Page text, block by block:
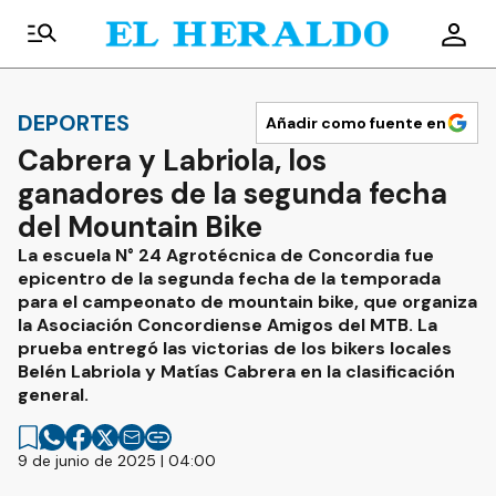
DEPORTES Añadir como fuente en
Cabrera y Labriola, los
ganadores de la segunda fecha
del Mountain Bike
La escuela N° 24 Agrotécnica de Concordia fue
epicentro de la segunda fecha de la temporada
para el campeonato de mountain bike, que organiza
la Asociación Concordiense Amigos del MTB. La
prueba entregó las victorias de los bikers locales
Belén Labriola y Matías Cabrera en la clasificación
general.
9 de junio de 2025 | 04:00